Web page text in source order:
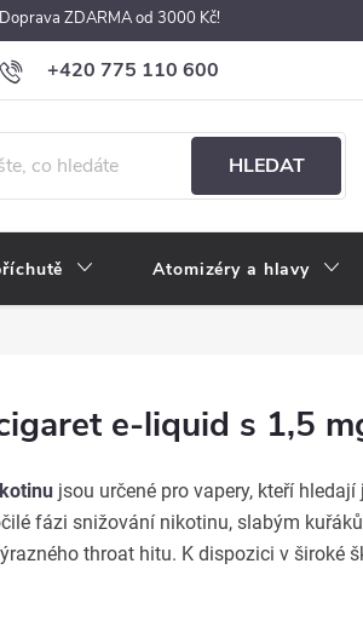
ZDARMA od 3000 Kč!
+420 775 110 600
obchod@e-cigarety.cz
osobních údajů Velkoobchod
HLEDAT
Atomizéry a hlavy
e-liquid s 1,5
jsou určené pro vapery, kteří
fázi snižování nikotinu, slabým
throat hitu. K dispozici v široké